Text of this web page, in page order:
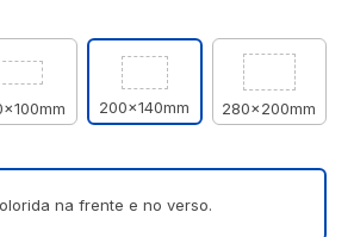
200x140mm 280x200mm
na frente e no verso.